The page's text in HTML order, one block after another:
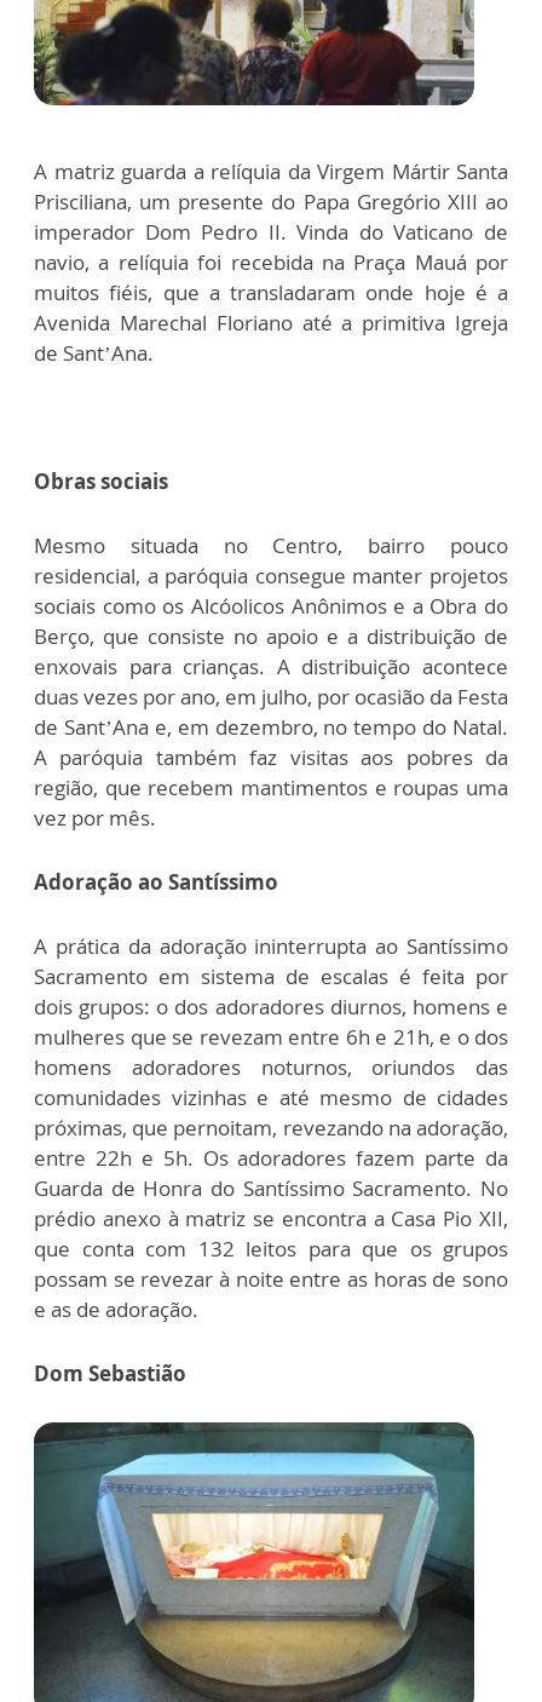
A matriz guarda a relíquia da Virgem Mártir Santa
Prisciliana, um presente do Papa Gregório XIII ao
imperador Dom Pedro II. Vinda do Vaticano de
navio, a relíquia foi recebida na Praça Mauá por
muitos fiéis, que a transladaram onde hoje é a
Avenida Marechal Floriano até a primitiva Igreja
de Sant’Ana.
Obras sociais
Mesmo situada no Centro, bairro pouco
residencial, a paróquia consegue manter projetos
sociais como os Alcóolicos Anônimos e a Obra do
Berço, que consiste no apoio e a distribuição de
enxovais para crianças. A distribuição acontece
duas vezes por ano, em julho, por ocasião da Festa
de Sant’Ana e, em dezembro, no tempo do Natal.
A paróquia também faz visitas aos pobres da
região, que recebem mantimentos e roupas uma
vez por mês.
Adoração ao Santíssimo
A prática da adoração ininterrupta ao Santíssimo
Sacramento em sistema de escalas é feita por
dois grupos: o dos adoradores diurnos, homens e
mulheres que se revezam entre 6h e 21h, e o dos
homens adoradores noturnos, oriundos das
comunidades vizinhas e até mesmo de cidades
próximas, que pernoitam, revezando na adoração,
entre 22h e 5h. Os adoradores fazem parte da
Guarda de Honra do Santíssimo Sacramento. No
prédio anexo à matriz se encontra a Casa Pio XII,
que conta com 132 leitos para que os grupos
possam se revezar à noite entre as horas de sono
e as de adoração.
Dom Sebastião